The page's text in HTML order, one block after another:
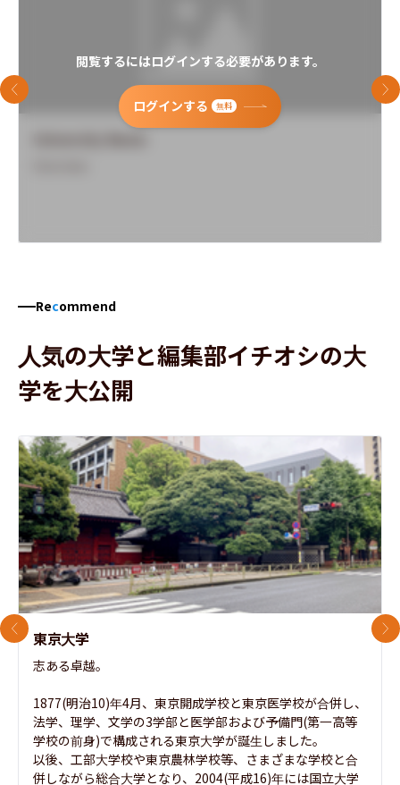
閲覧するにはログインする必要があります。
ログインする 無料
前のスライド 次
Recommend
人気の大学と編集部イチオシの大
学を大公開
東京大学
志ある卓越。
1877(明治10)年4月、東京開成学校と東京医学校が合併し、
法学、理学、文学の3学部と医学部および予備門(第一高等
学校の前身)で構成される東京大学が誕生しました。
以後、工部大学校や東京農林学校等、さまざまな学校と合
併しながら総合大学となり、2004(平成16)年には国立大学
前のスライド 次